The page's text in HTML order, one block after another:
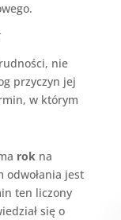
nie
przyczyn jej
w którym
rok na
odwołania jest
ten liczony
się o